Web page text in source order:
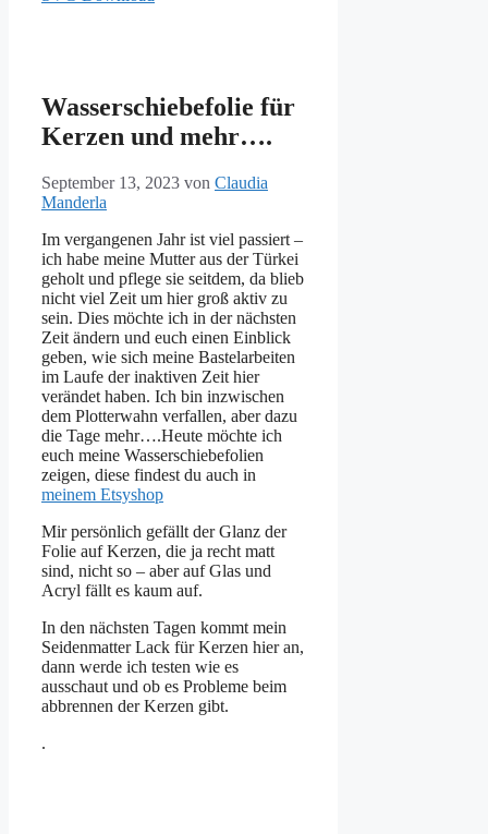
Wasserschiebefolie für
Kerzen und mehr….
September 13, 2023 von Claudia
Manderla
Im vergangenen Jahr ist viel passiert –
ich habe meine Mutter aus der Türkei
geholt und pflege sie seitdem, da blieb
nicht viel Zeit um hier groß aktiv zu
sein. Dies möchte ich in der nächsten
Zeit ändern und euch einen Einblick
geben, wie sich meine Bastelarbeiten
im Laufe der inaktiven Zeit hier
verändet haben. Ich bin inzwischen
dem Plotterwahn verfallen, aber dazu
die Tage mehr….Heute möchte ich
euch meine Wasserschiebefolien
zeigen, diese findest du auch in
meinem Etsyshop
Mir persönlich gefällt der Glanz der
Folie auf Kerzen, die ja recht matt
sind, nicht so – aber auf Glas und
Acryl fällt es kaum auf.
In den nächsten Tagen kommt mein
Seidenmatter Lack für Kerzen hier an,
dann werde ich testen wie es
ausschaut und ob es Probleme beim
abbrennen der Kerzen gibt.
.